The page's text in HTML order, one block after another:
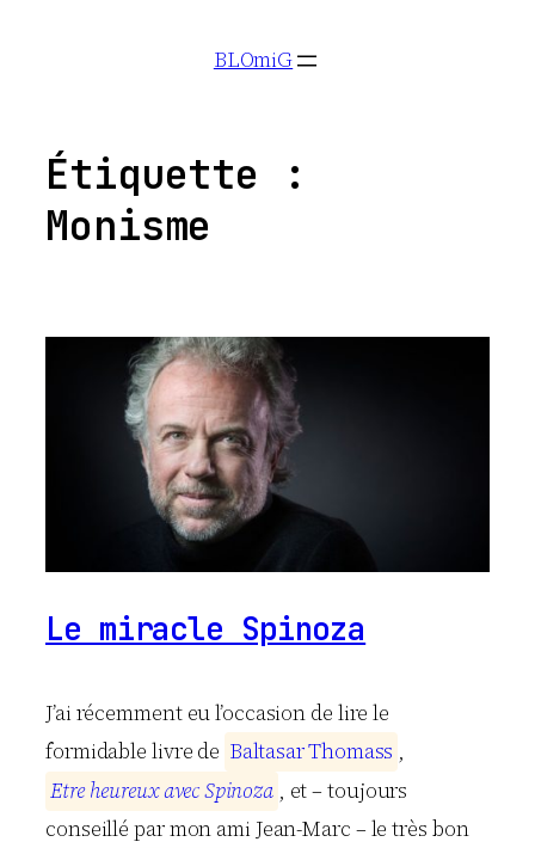
BLOmiG
Étiquette :
Monisme
Le miracle Spinoza
J’ai récemment eu l’occasion de lire le
formidable livre de BaltasarThomass ,
EtreheureuxavecSpinoza , et – toujours
conseillé par mon ami Jean-Marc – le très bon